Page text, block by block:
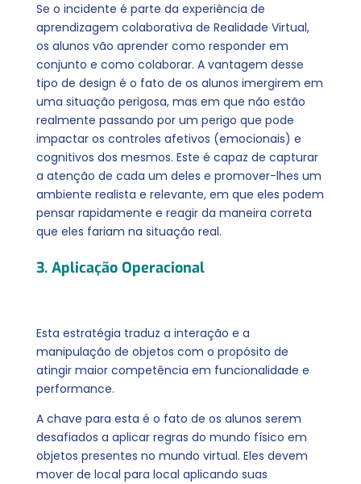
Se o incidente é parte da experiência de
aprendizagem colaborativa de Realidade Virtual,
os alunos vão aprender como responder em
conjunto e como colaborar. A vantagem desse
tipo de design é o fato de os alunos imergirem em
uma situação perigosa, mas em que não estão
realmente passando por um perigo que pode
impactar os controles afetivos (emocionais) e
cognitivos dos mesmos. Este é capaz de capturar
a atenção de cada um deles e promover-lhes um
ambiente realista e relevante, em que eles podem
pensar rapidamente e reagir da maneira correta
que eles fariam na situação real.
3. Aplicação Operacional
Esta estratégia traduz a interação e a
manipulação de objetos com o propósito de
atingir maior competência em funcionalidade e
performance.
A chave para esta é o fato de os alunos serem
desafiados a aplicar regras do mundo físico em
objetos presentes no mundo virtual. Eles devem
mover de local para local aplicando suas